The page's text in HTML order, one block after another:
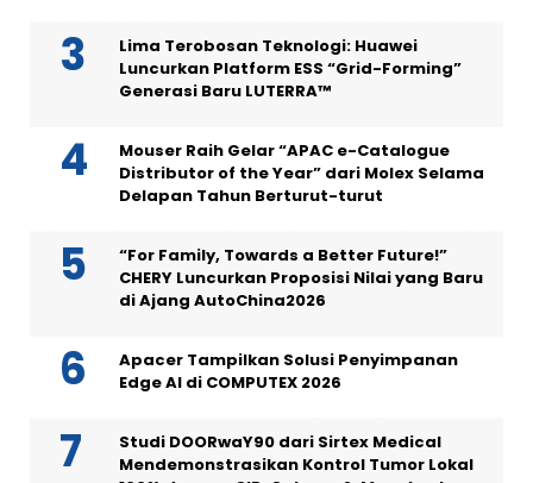
Lima Terobosan Teknologi: Huawei
Luncurkan Platform ESS “Grid-Forming”
Generasi Baru LUTERRA™
Mouser Raih Gelar “APAC e-Catalogue
Distributor of the Year” dari Molex Selama
Delapan Tahun Berturut-turut
“For Family, Towards a Better Future!”
CHERY Luncurkan Proposisi Nilai yang Baru
di Ajang AutoChina2026
Apacer Tampilkan Solusi Penyimpanan
Edge AI di COMPUTEX 2026
Studi DOORwaY90 dari Sirtex Medical
Mendemonstrasikan Kontrol Tumor Lokal